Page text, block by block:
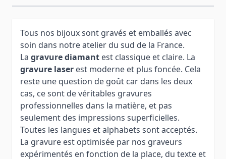
Tous nos bijoux sont gravés et emballés avec
soin dans notre atelier du sud de la France.
La gravure diamant est classique et claire. La
gravure laser est moderne et plus foncée. Cela
reste une question de goût car dans les deux
cas, ce sont de véritables gravures
professionnelles dans la matière, et pas
seulement des impressions superficielles.
Toutes les langues et alphabets sont acceptés.
La gravure est optimisée par nos graveurs
expérimentés en fonction de la place, du texte et